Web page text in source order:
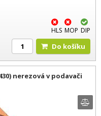
HLS MOP DIP
Do košíku
nerezová v podavači